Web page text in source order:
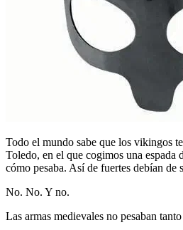
Todo el mundo sabe que los vikingos
Toledo, en el que cogimos una espada
cómo pesaba. Así de fuertes debían de
No. No. Y no.
Las armas medievales no pesaban